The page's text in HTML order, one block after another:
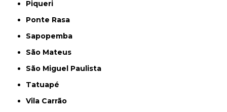
Piqueri
Ponte Rasa
Sapopemba
São Mateus
São Miguel Paulista
Tatuapé
Vila Carrão